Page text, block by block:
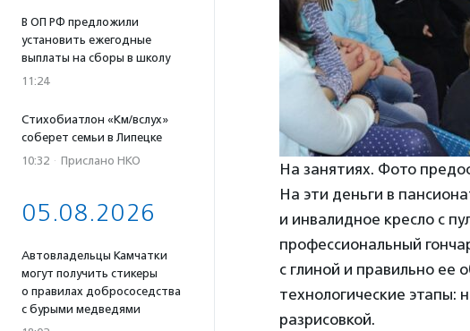
В ОП РФ предложили
установить ежегодные
выплаты на сборы в школу
11:24
Стихобиатлон «Км/вслух»
соберет семьи в Липецке
10:32 · Прислано НКО
05.08.2026
Автовладельцы Камчатки
могут получить стикеры
о правилах добрососедства
с бурыми медведями
На занятиях. Фото
На эти деньги в
и инвалидное кресло с
профессиональный
с глиной и правильно ее
технологические этапы:
разрисовкой.